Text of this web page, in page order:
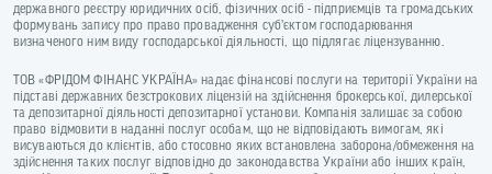
державного реєстру юридичних осіб, фізичних осіб - підприємців та громадських
формувань запису про право провадження суб’єктом господарювання
визначеного ним виду господарської діяльності, що підлягає ліцензуванню.
ТОВ «ФРІДОМ ФІНАНС УКРАЇНА» надає фінансові послуги на території України на
підставі державних безстрокових ліцензій на здійснення брокерської, дилерської
та депозитарної діяльності депозитарної установи. Компанія залишає за собою
право відмовити в наданні послуг особам, що не відповідають вимогам, які
висуваються до клієнтів, або стосовно яких встановлена заборона/обмеження на
здійснення таких послуг відповідно до законодавства України або інших країн,